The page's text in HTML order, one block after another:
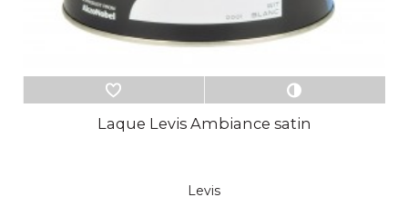
Laque Levis Ambiance satin
Levis